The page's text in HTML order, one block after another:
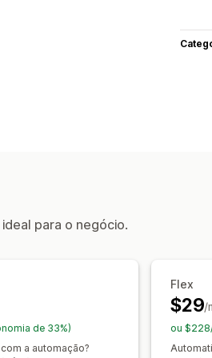
para o negócio.
de 33%)
a automação?
Flex
$29/
ou